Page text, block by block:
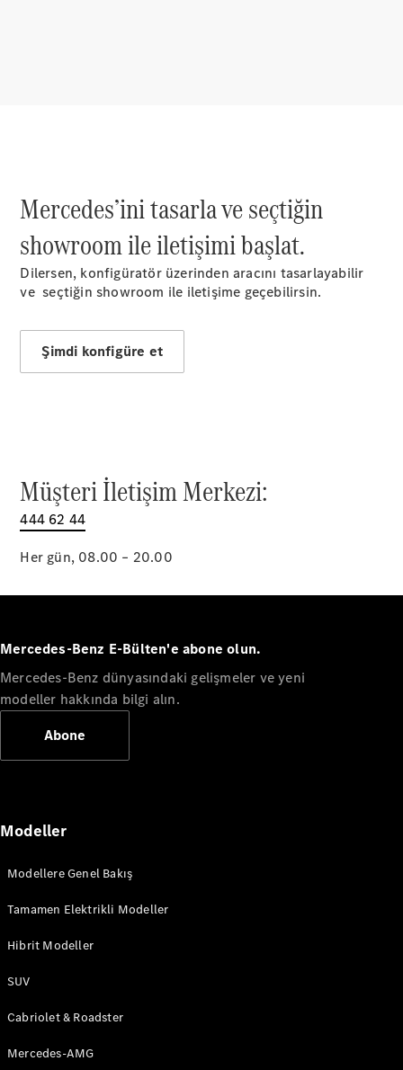
Benz
Mercedes-
AMG
Mercedes-
Maybach
İnovasyon
Mercedes-
İletişim
Kanallarımız
Kariyer
Duyurular
Showroom
İnovasyon
Otonom
MBUX
Mercedes’ini tasarla ve seçtiğin
showroom ile iletişimi başlat.
Dilersen, konfigüratör üzerinden aracını tasarlayabilir
ve seçtiğin showroom ile iletişime geçebilirsin.
Şimdi konfigüre et
Müşteri İletişim Merkezi:
444 62 44
Her gün, 08.00 – 20.00
Mercedes-Benz E-Bülten'e abone olun.
Mercedes-Benz dünyasındaki gelişmeler ve yeni
modeller hakkında bilgi alın.
Abone
Modeller
Modellere Genel Bakış
Tamamen Elektrikli Modeller
Hibrit Modeller
SUV
Cabriolet & Roadster
Mercedes-AMG